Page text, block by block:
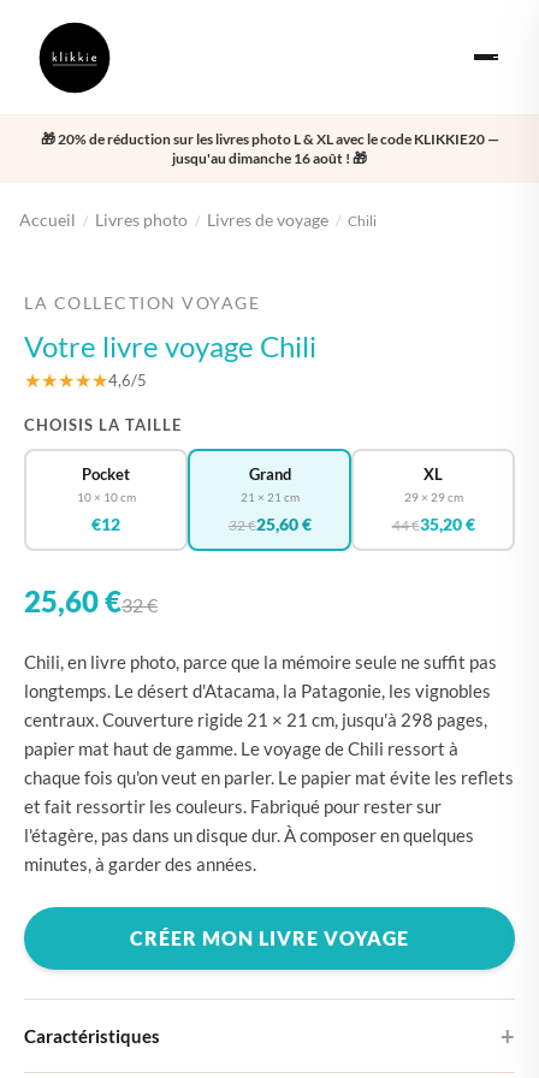
🎁 20% de réduction sur les livres photo L & XL avec le code KLIKKIE20 —
jusqu'au dimanche 16 août ! 🎁
Accueil / Livres photo / Livres de voyage / Chili
LA COLLECTION VOYAGE
Votre livre voyage Chili
★★★★★4,6/5
CHOISIS LA TAILLE
Pocket
10 × 10 cm
€12
Grand
21 × 21 cm
32 €25,60 €
XL
29 × 29 cm
44 €35,20 €
25,60 €32 €
Chili, en livre photo, parce que la mémoire seule ne suffit pas
longtemps. Le désert d'Atacama, la Patagonie, les vignobles
centraux. Couverture rigide 21 × 21 cm, jusqu'à 298 pages,
papier mat haut de gamme. Le voyage de Chili ressort à
chaque fois qu'on veut en parler. Le papier mat évite les reflets
et fait ressortir les couleurs. Fabriqué pour rester sur
l'étagère, pas dans un disque dur. À composer en quelques
minutes, à garder des années.
CRÉER MON LIVRE VOYAGE
Caractéristiques